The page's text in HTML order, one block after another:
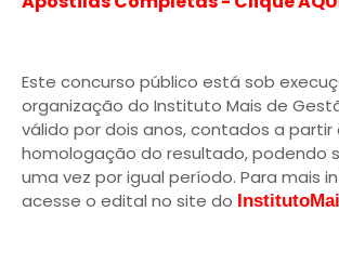
Este concurso público está sob
organização do Instituto Mais de
válido por dois anos, contados a partir
homologação do resultado, podendo
uma vez por igual período. Para mais
acesse o edital no site do